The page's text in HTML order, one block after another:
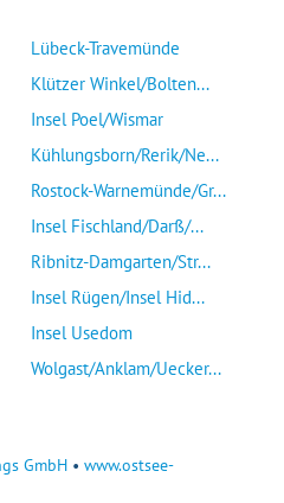
Lübeck-Travemünde
Klützer Winkel/Bolten...
Insel Poel/Wismar
Kühlungsborn/Rerik/Ne...
Rostock-Warnemünde/Gr...
Insel Fischland/Darß/...
Ribnitz-Damgarten/Str...
Insel Rügen/Insel Hid...
Insel Usedom
Wolgast/Anklam/Uecker...
GmbH • www.ostsee-